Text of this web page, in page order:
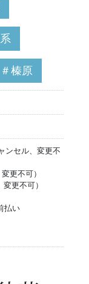
＃榛原
ンセル、変更不
更不可）
更不可）
払い